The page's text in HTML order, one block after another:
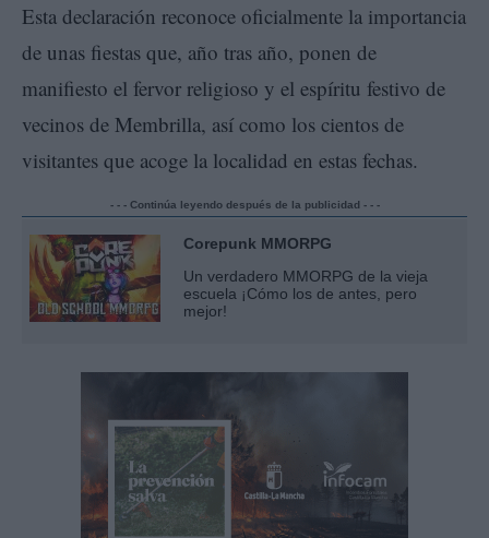
Esta declaración reconoce oficialmente la importancia
de unas fiestas que, año tras año, ponen de
manifiesto el fervor religioso y el espíritu festivo de
vecinos de Membrilla, así como los cientos de
visitantes que acoge la localidad en estas fechas.
- - - Continúa leyendo después de la publicidad - - -
Corepunk MMORPG
Un verdadero MMORPG de la vieja
escuela ¡Cómo los de antes, pero
mejor!